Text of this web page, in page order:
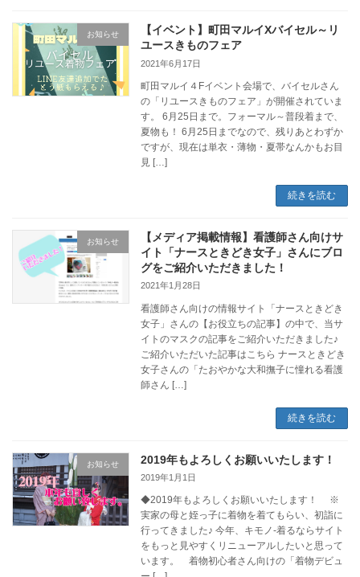
お知らせ
【イベント】町田マルイXバイセル～リ
ユースきものフェア
2021年6月17日
町田マルイ４Fイベント会場で、バイセルさん
の「リユースきものフェア」が開催されていま
す。 6月25日まで。フォーマル～普段着まで、
夏物も！ 6月25日までなので、残りあとわずか
ですが、現在は単衣・薄物・夏帯なんかもお目
見 […]
続きを読む
お知らせ
【メディア掲載情報】看護師さん向けサ
イト「ナースときどき女子」さんにブロ
グをご紹介いただきました！
2021年1月28日
看護師さん向けの情報サイト「ナースときどき
女子」さんの【お役立ちの記事】の中で、当サ
イトのマスクの記事をご紹介いただきました♪
ご紹介いただいた記事はこちら ナースときどき
女子さんの「たおやかな大和撫子に憧れる看護
師さん […]
続きを読む
お知らせ 2019年もよろしくお願いいたします！
2019年1月1日
◆2019年もよろしくお願いいたします！ ※
実家の母と姪っ子に着物を着てもらい、初詣に
行ってきました♪ 今年、キモノ-着るならサイト
をもっと見やすくリニューアルしたいと思って
います。 着物初心者さん向けの「着物デビュ